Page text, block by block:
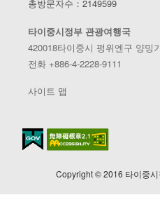
총방문자수：2149599
타이중시정부 관광여행국
420018타이중시 펑위엔구 양밍
전화 +886-4-2228-9111
사이트 맵
Copyright © 2016 타이중